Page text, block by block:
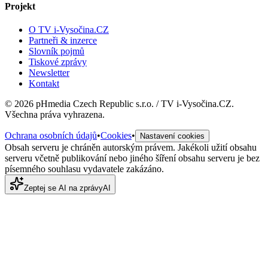
Projekt
O TV i-Vysočina.CZ
Partneři & inzerce
Slovník pojmů
Tiskové zprávy
Newsletter
Kontakt
© 2026 pHmedia Czech Republic s.r.o. / TV i-Vysočina.CZ.
Všechna práva vyhrazena.
Ochrana osobních údajů•Cookies• Nastavení cookies
Obsah serveru je chráněn autorským právem. Jakékoli užití obsahu
serveru včetně publikování nebo jiného šíření obsahu serveru je bez
písemného souhlasu vydavatele zakázáno.
Zeptej se AI na zprávyAI